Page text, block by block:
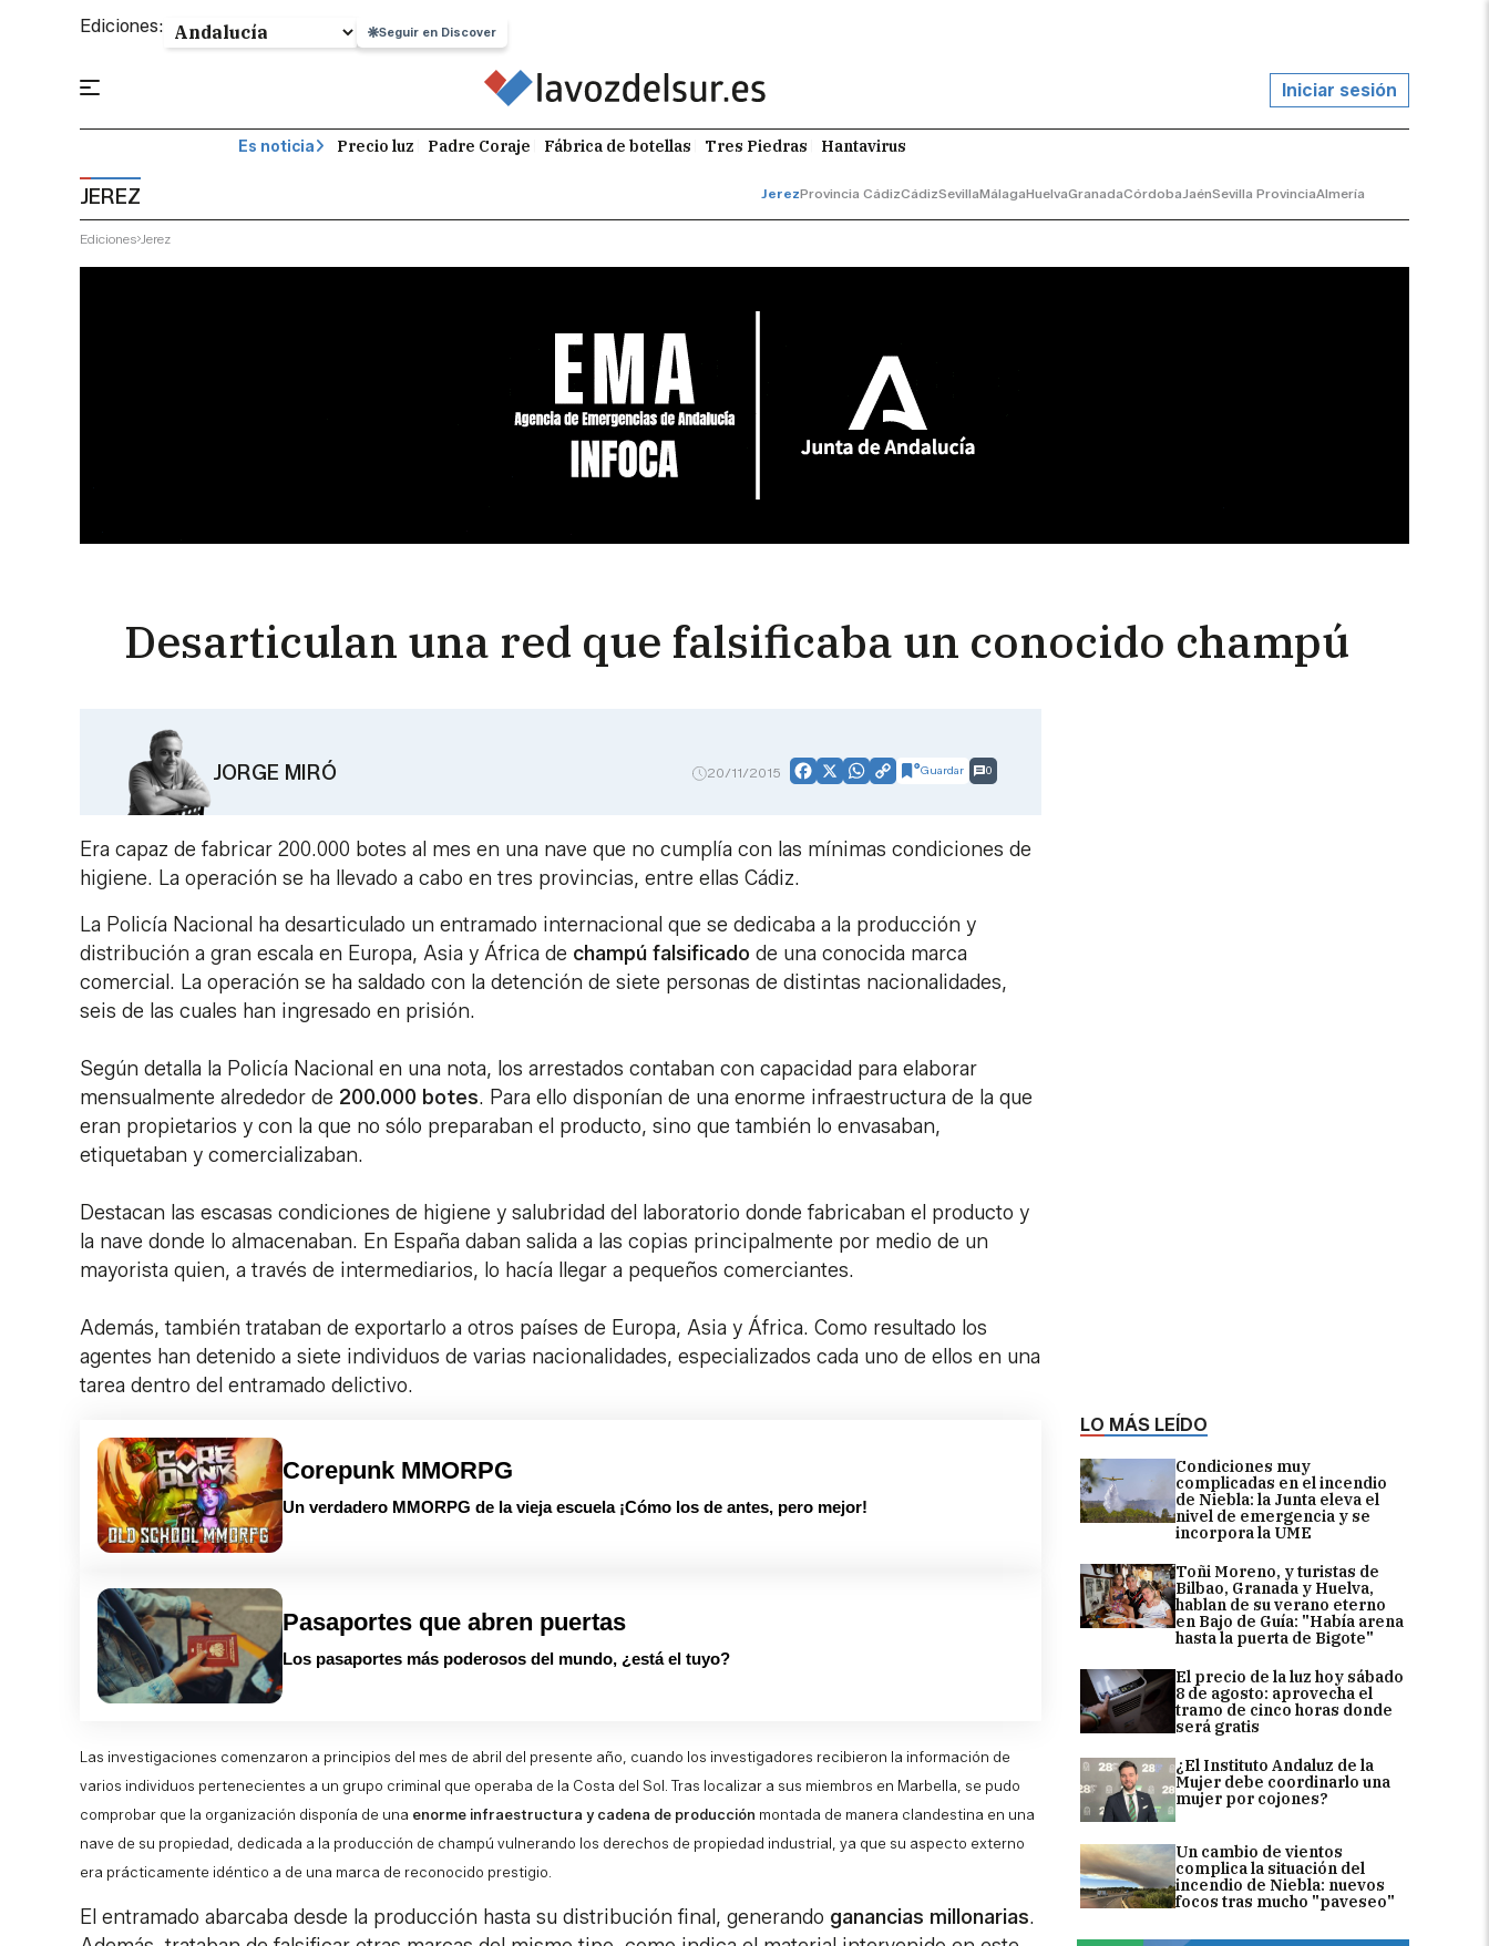
Ediciones: Seguir en Discover
Iniciar sesión
Es noticia Precio luz Padre Coraje Fábrica de botellas Tres Piedras Hantavirus
JEREZ JerezProvincia CádizCádizSevillaMálagaHuelvaGranadaCórdobaJaénSevilla ProvinciaAlmería
Ediciones Jerez
Desarticulan una red que falsificaba un conocido champú
LO MÁS LEÍDO
Condiciones muy
complicadas en el incendio
de Niebla: la Junta eleva el
nivel de emergencia y se
incorpora la UME
Toñi Moreno, y turistas de
Bilbao, Granada y Huelva,
hablan de su verano eterno
en Bajo de Guía: "Había arena
hasta la puerta de Bigote"
El precio de la luz hoy sábado
8 de agosto: aprovecha el
tramo de cinco horas donde
será gratis
¿El Instituto Andaluz de la
Mujer debe coordinarlo una
mujer por cojones?
Un cambio de vientos
complica la situación del
incendio de Niebla: nuevos
focos tras mucho "paveseo"
JORGE MIRÓ 20/11/2015 Facebook
X WhatsApp
CopyGuardar 0
Era capaz de fabricar 200.000 botes al mes en una nave que no cumplía con las mínimas condiciones de
higiene. La operación se ha llevado a cabo en tres provincias, entre ellas Cádiz.
La Policía Nacional ha desarticulado un entramado internacional que se dedicaba a la producción y
distribución a gran escala en Europa, Asia y África de champú falsificado de una conocida marca
comercial. La operación se ha saldado con la detención de siete personas de distintas nacionalidades,
seis de las cuales han ingresado en prisión.
Según detalla la Policía Nacional en una nota, los arrestados contaban con capacidad para elaborar
mensualmente alrededor de 200.000 botes. Para ello disponían de una enorme infraestructura de la que
eran propietarios y con la que no sólo preparaban el producto, sino que también lo envasaban,
etiquetaban y comercializaban.
Destacan las escasas condiciones de higiene y salubridad del laboratorio donde fabricaban el producto y
la nave donde lo almacenaban. En España daban salida a las copias principalmente por medio de un
mayorista quien, a través de intermediarios, lo hacía llegar a pequeños comerciantes.
Además, también trataban de exportarlo a otros países de Europa, Asia y África. Como resultado los
agentes han detenido a siete individuos de varias nacionalidades, especializados cada uno de ellos en una
tarea dentro del entramado delictivo.
Corepunk MMORPG
Un verdadero MMORPG de la vieja escuela ¡Cómo los de antes, pero mejor!
Pasaportes que abren puertas
Los pasaportes más poderosos del mundo, ¿está el tuyo?
Las investigaciones comenzaron a principios del mes de abril del presente año, cuando los investigadores recibieron la información de
varios individuos pertenecientes a un grupo criminal que operaba de la Costa del Sol. Tras localizar a sus miembros en Marbella, se pudo
comprobar que la organización disponía de una enorme infraestructura y cadena de producción montada de manera clandestina en una
nave de su propiedad, dedicada a la producción de champú vulnerando los derechos de propiedad industrial, ya que su aspecto externo
era prácticamente idéntico a de una marca de reconocido prestigio.
El entramado abarcaba desde la producción hasta su distribución final, generando ganancias millonarias.